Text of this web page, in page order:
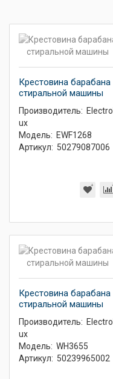
Крестовина барабана
стиральной машины
Производитель: Electrol
ux
Модель: EWF1268
Артикул: 50279087006
Крестовина барабана
стиральной машины
Производитель: Electrol
ux
Модель: WH3655
Артикул: 50239965002